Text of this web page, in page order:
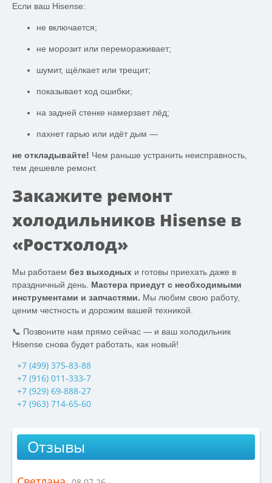
Если ваш Hisense:
не включается;
не морозит или перемораживает;
шумит, щёлкает или трещит;
показывает код ошибки;
на задней стенке намерзает лёд;
пахнет гарью или идёт дым —
не откладывайте! Чем раньше устранить неисправность,
тем дешевле ремонт.
Закажите ремонт
холодильников Hisense в
«Ростхолод»
Мы работаем без выходных и готовы приехать даже в
праздничный день. Мастера приедут с необходимыми
инструментами и запчастями. Мы любим свою работу,
ценим честность и дорожим вашей техникой.
📞 Позвоните нам прямо сейчас — и ваш холодильник
Hisense снова будет работать, как новый!
+7 (499) 375-83-88
+7 (916) 011-333-7
+7 (929) 69-888-27
+7 (963) 714-65-60
Отзывы